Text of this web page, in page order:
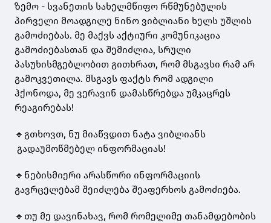
ზემო - სვანეთის სახელმწიფო რწმუნებულის
პირველი მოადგილე ნინო ვიბლიანი ხელს უშლის
გამოძიებას. მე მაქვს აქტიური კომუნიკაცია
გამოძიებასთან და შემიძლია, სრული
პასუხისმგებლობით გითხრათ, რომ მსგავსი რამ არ
გამოკვეთილა. მსგავს ფაქტს რომ ადგილი
ჰქონოდა, მე ვერავინ დამასწრებდა უმკაცრეს
რეაგირებას!
🔹გთხოვთ, ნუ მიაწვდით ნატა ვიბლიანს
გადაუმოწმებელ ინფორმაციას!
🔹ნებისმიერი არასწორი ინფორმაციის
გავრცელებამ შეიძლება შეაფერხოს გამოძიება.
🔹თუ მე დავინახავ, რომ რომელიმე თანამდებობის